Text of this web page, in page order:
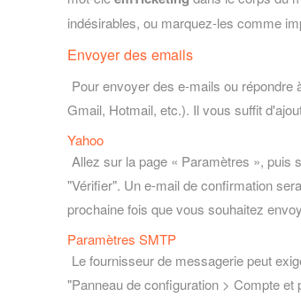
indésirables, ou marquez-les comme
Envoyer des emails
Pour envoyer des e-mails ou
Gmail, Hotmail, etc.). Il vous suffit
Yahoo
Allez sur la page « Paramètres », puis
"Vérifier". Un e-mail de confirmation
prochaine fois que vous souhaitez
Paramètres SMTP
Le fournisseur de messagerie peut
"Panneau de configuration > Compte